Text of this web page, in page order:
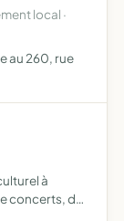
local ·
au 260, rue
à
concerts, de